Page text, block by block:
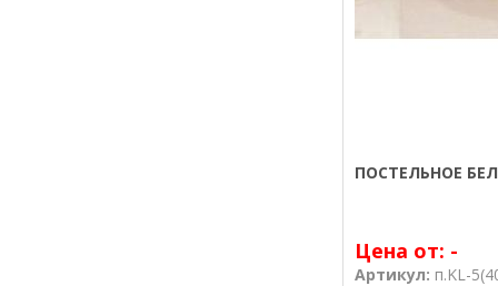
ПОСТЕЛЬНОЕ
Цена от: -
Артикул: п.KL-